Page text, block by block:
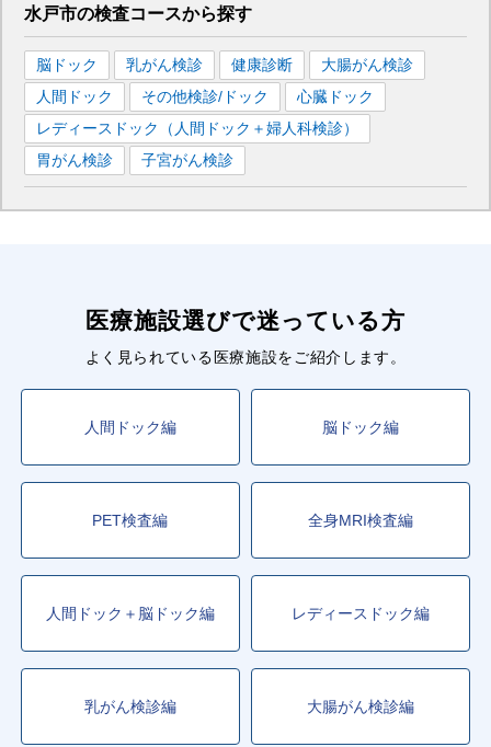
水戸市の検査コースから探す
脳ドック 乳がん検診 健康診断
大腸がん検診
人間ドック
その他検診/ドック
心臓ドック
レディースドック（人間ドック＋婦人科検診）
胃がん検診
子宮がん検診
医療施設選びで迷っている方
よく見られている医療施設をご紹介します。
人間ドック編 脳ドック編
PET検査編 全身MRI検査編
人間ドック＋脳ドック編 レディースドック編
乳がん検診編 大腸がん検診編